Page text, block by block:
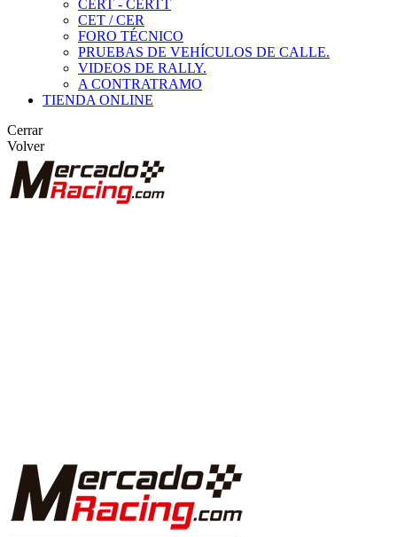
CERT - CERTT
CET / CER
FORO TÉCNICO
PRUEBAS DE VEHÍCULOS DE CALLE.
VIDEOS DE RALLY.
A CONTRATRAMO
TIENDA ONLINE
Cerrar
Volver
Porsche
Skoda
OTRAS MARCAS